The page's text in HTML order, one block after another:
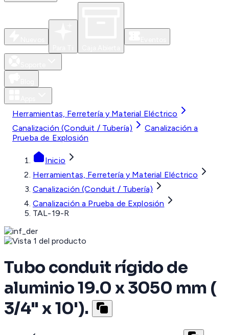
Herramientas, Ferretería y Material Eléctrico
Canalización (Conduit / Tubería)
Canalización a
Prueba de Explosión
Inicio
Herramientas, Ferretería y Material Eléctrico
Canalización (Conduit / Tubería)
Canalización a Prueba de Explosión
TAL-19-R
Tubo conduit rígido de
aluminio 19.0 x 3050 mm (
3/4" x 10').